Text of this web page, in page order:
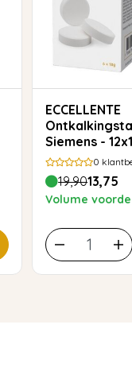
ECCELLENTE
Siemens -
0
19,9013,75
Volume